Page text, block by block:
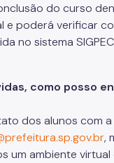
do curso
e poderá verificar
no sistema
como posso
dos alunos com a
,
um ambiente